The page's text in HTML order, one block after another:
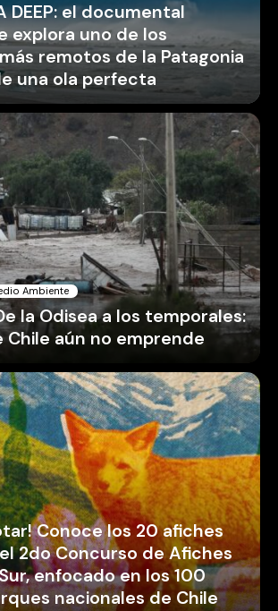
DEEP: el documental
explora uno de los
remotos de la Patagonia
una ola perfecta
Ambiente
la Odisea a los temporales:
Chile aún no emprende
Conoce los 20 afiches
2do Concurso de Afiches
enfocado en los 100
nacionales de Chile